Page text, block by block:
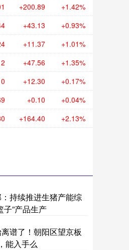
+200.89 +1.42%
+43.13 +0.93%
+11.37 +1.01%
+47.56 +1.35%
+12.30 +0.17%
+0.10 +0.04%
+164.40 +2.13%
持续推进生猪产能综
子”产品生产
谱了！朝阳区望京板
能入手么